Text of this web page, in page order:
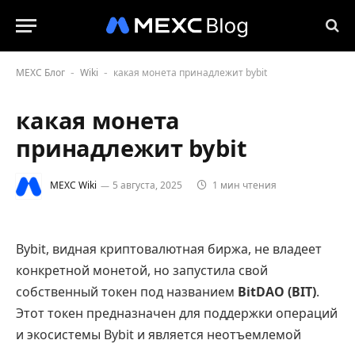
MEXC Блог - Wiki - какая монета принадлежит bybit
какая монета
принадлежит bybit
MEXC Wiki 5 августа, 2025 1 мин чтения
Bybit, видная криптовалютная биржа, не владеет
конкретной монетой, но запустила свой
собственный токен под названием BitDAO (BIT).
Этот токен предназначен для поддержки операций
и экосистемы Bybit и является неотъемлемой